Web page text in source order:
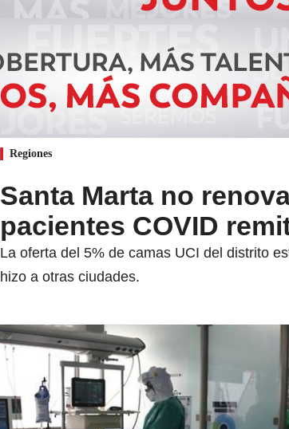
Regiones
Santa Marta no
pacientes COVID
La oferta del 5% de camas UCI del distrito
hizo a otras ciudades.